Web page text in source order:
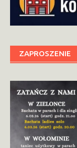
ZAPROSZENIE